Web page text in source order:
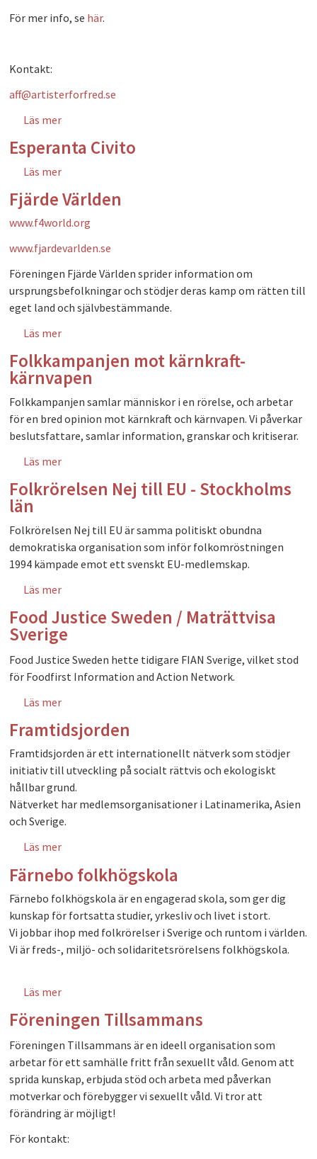
För mer info, se här.
Kontakt:
aff@artisterforfred.se
Läs merom Artister för fred
Esperanta Civito
Läs merom Esperanta Civito
Fjärde Världen
www.f4world.org
www.fjardevarlden.se
Föreningen Fjärde Världen sprider information om
ursprungsbefolkningar och stödjer deras kamp om rätten till
eget land och självbestämmande.
Läs merom Fjärde Världen
Folkkampanjen mot kärnkraft-
kärnvapen
Folkkampanjen samlar människor i en rörelse, och arbetar
för en bred opinion mot kärnkraft och kärnvapen. Vi påverkar
beslutsfattare, samlar information, granskar och kritiserar.
Läs merom Folkkampanjen mot kärnkraft-kärnvapen
Folkrörelsen Nej till EU - Stockholms
län
Folkrörelsen Nej till EU är samma politiskt obundna
demokratiska organisation som inför folkomröstningen
1994 kämpade emot ett svenskt EU-medlemskap.
Läs merom Folkrörelsen Nej till EU - Stockholms län
Food Justice Sweden / Maträttvisa
Sverige
Food Justice Sweden hette tidigare FIAN Sverige, vilket stod
för Foodfirst Information and Action Network.
Läs merom Food Justice Sweden / Maträttvisa Sverige
Framtidsjorden
Framtidsjorden är ett internationellt nätverk som stödjer
initiativ till utveckling på socialt rättvis och ekologiskt
hållbar grund.
Nätverket har medlemsorganisationer i Latinamerika, Asien
och Sverige.
Läs merom Framtidsjorden
Färnebo folkhögskola
Färnebo folkhögskola är en engagerad skola, som ger dig
kunskap för fortsatta studier, yrkesliv och livet i stort.
Vi jobbar ihop med folkrörelser i Sverige och runtom i världen.
Vi är freds-, miljö- och solidaritetsrörelsens folkhögskola.
Läs merom Färnebo folkhögskola
Föreningen Tillsammans
Föreningen Tillsammans är en ideell organisation som
arbetar för ett samhälle fritt från sexuellt våld. Genom att
sprida kunskap, erbjuda stöd och arbeta med påverkan
motverkar och förebygger vi sexuellt våld. Vi tror att
förändring är möjligt!
För kontakt: